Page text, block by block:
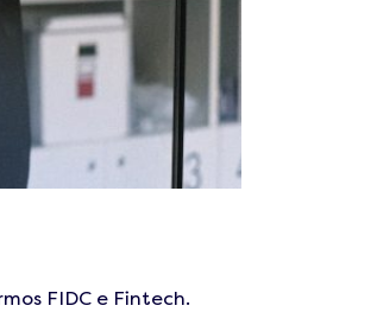
FIDC e Fintech.